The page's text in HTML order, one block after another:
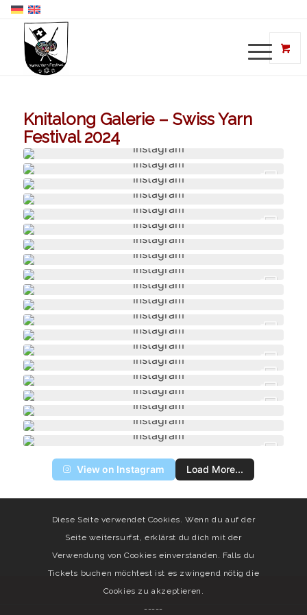
Knitalong Galerie – Swiss Yarn
Festival 2024
View on Instagram Load More...
Diese Seite verwendet Cookies. Wenn du auf der
Seite weitersurfst, erklärst du dich mit der
Verwendung von Cookies einverstanden. Falls du
Tickets buchen möchtest ist es zwingend nötig die
Cookies zu akzeptieren.
-----